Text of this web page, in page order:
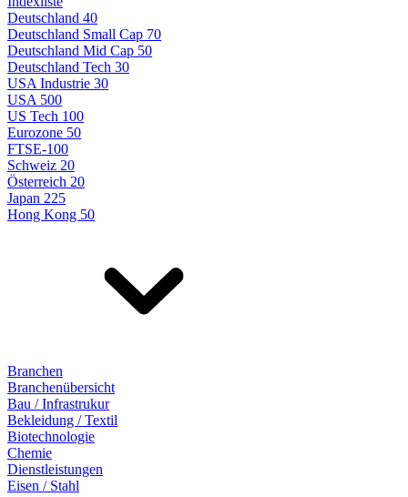
Deutschland 40
Deutschland Small Cap 70
Deutschland Mid Cap 50
Deutschland Tech 30
USA Industrie 30
USA 500
US Tech 100
Eurozone 50
FTSE-100
Schweiz 20
Österreich 20
Japan 225
Hong Kong 50
Branchen
Branchenübersicht
Bau / Infrastrukur
Bekleidung / Textil
Biotechnologie
Chemie
Dienstleistungen
Eisen / Stahl